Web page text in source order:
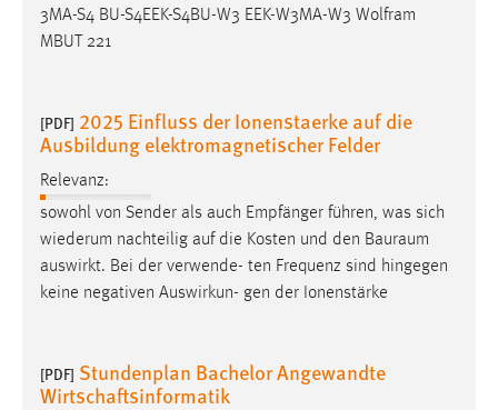
3MA-S4 BU-S4EEK-S4BU-W3 EEK-W3MA-W3 Wolfram
MBUT 221
[PDF] 2025 Einfluss der Ionenstaerke auf die
Ausbildung elektromagnetischer Felder
Relevanz:
sowohl von Sender als auch Empfänger führen, was sich
wiederum nachteilig auf die Kosten und den Bauraum
auswirkt. Bei der verwende- ten Frequenz sind hingegen
keine negativen Auswirkun- gen der Ionenstärke
[PDF] Stundenplan Bachelor Angewandte
Wirtschaftsinformatik